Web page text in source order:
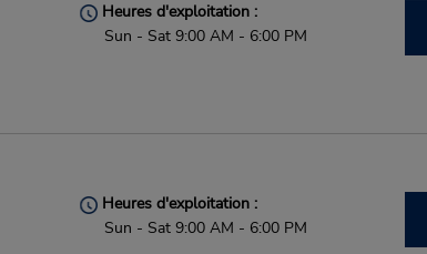
Heures d'exploitation :
Sun - Sat 9:00 AM - 6:00 PM
Heures d'exploitation :
Sun - Sat 9:00 AM - 6:00 PM